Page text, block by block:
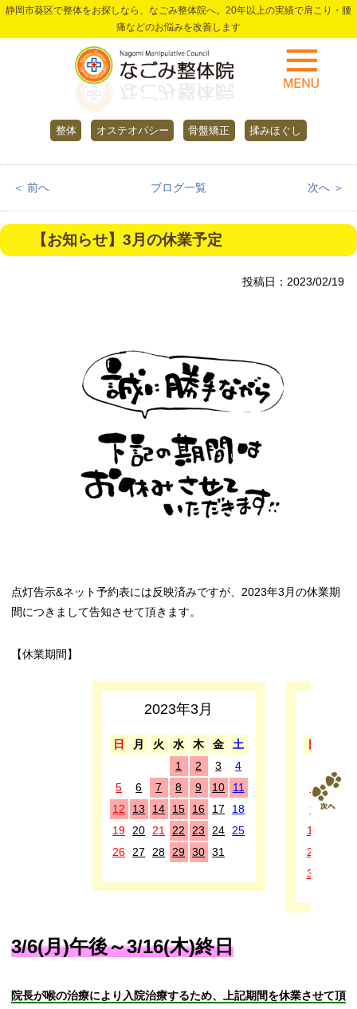
静岡市葵区で整体をお探しなら、なごみ整体院へ。20年以上の実績で肩こり・腰
痛などのお悩みを改善します
整体 オステオパシー 骨盤矯正 揉みほぐし
＜ 前へ ブログ一覧 次へ ＞
【お知らせ】3月の休業予定
投稿日：2023/02/19
点灯告示&ネット予約表には反映済みですが、2023年3月の休業期
間につきまして告知させて頂きます。
【休業期間】
2023年3月
日 月 火 水 木 金
土
1
2 3
4
5
6 7 8 9 10
11
12
13 14 15 16 17
18
19
20 21 22 23 24
25
26
27 28 29 30 31
日
2 3
9
10
16
23
30
3/6(月)午後～3/16(木)終日
院長が喉の治療により入院治療するため、上記期間を休業させて頂